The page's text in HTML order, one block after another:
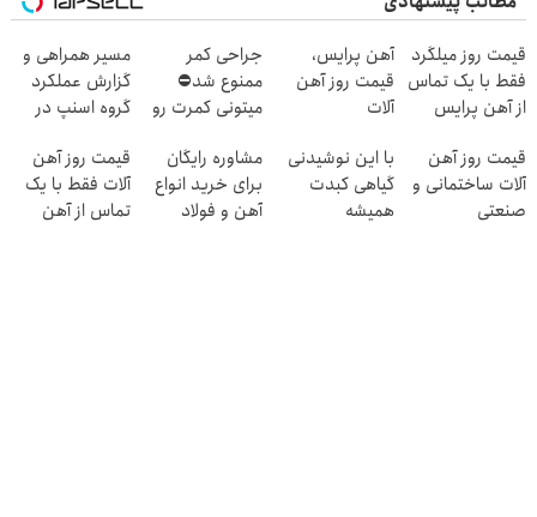
قیمت روز میلگرد
فقط با یک تماس
از آهن پرایس
آهن پرایس،
قیمت روز آهن
آلات
جراحی کمر
ممنوع شد⛔
میتونی کمرت رو
کنی! 👈🏻
پرسش‌نامه
مسیر همراهی و
گزارش عملکرد
گروه اسنپ در
قیمت روز آهن
آلات ساختمانی و
صنعتی
با این نوشیدنی
گیاهی کبدت
همیشه
مشاوره رایگان
برای خرید انواع
آهن و فولاد
قیمت روز آهن
آلات فقط با یک
تماس از آهن